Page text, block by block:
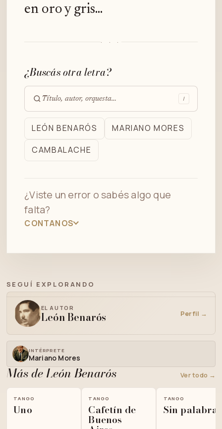
en oro y gris...
· · ·
¿Buscás otra letra?
Buscar
en
archivo
/
LEÓN BENARÓS
MARIANO MORES
CAMBALACHE
¿Viste un error o sabés algo que
falta?
CONTANOS
SEGUÍ EXPLORANDO
EL AUTOR
León Benarós Perfil →
INTÉRPRETE
Mariano Mores
Más de León Benarós Ver todo →
TANGO
Uno
TANGO
Cafetín de
Buenos
TANGO
Sin palabras